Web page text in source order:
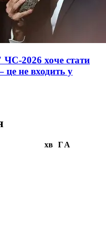
2026 хоче стати
це не входить у
хв ГА